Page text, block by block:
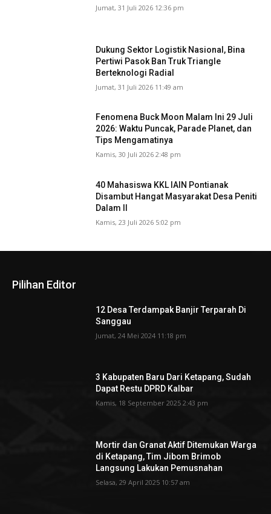
Jumat, 31 Juli 2026 12:36 pm
Dukung Sektor Logistik Nasional, Bina
Pertiwi Pasok Ban Truk Triangle
Berteknologi Radial
Jumat, 31 Juli 2026 11:49 am
Fenomena Buck Moon Malam Ini 29 Juli
2026: Waktu Puncak, Parade Planet, dan
Tips Mengamatinya
Kamis, 30 Juli 2026 2:48 pm
40 Mahasiswa KKL IAIN Pontianak
Disambut Hangat Masyarakat Desa Peniti
Dalam II
Kamis, 23 Juli 2026 5:02 pm
Pilihan Editor
12 Desa Terdampak Banjir Terparah Di
Sanggau
Jumat, 24 Mei 2024 11:18 pm
3 Kabupaten Baru Dari Ketapang, Sudah
Dapat Restu DPRD Kalbar
Kamis, 18 September 2025 2:43 pm
Mortir dan Granat Aktif Ditemukan Warga
di Ketapang, Tim Jibom Brimob
Langsung Lakukan Pemusnahan
Selasa, 29 April 2025 10:57 am